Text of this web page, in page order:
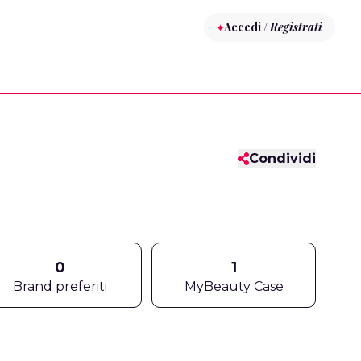
Accedi /Registrati
Condividi
0
Brand preferiti
1
MyBeauty Case